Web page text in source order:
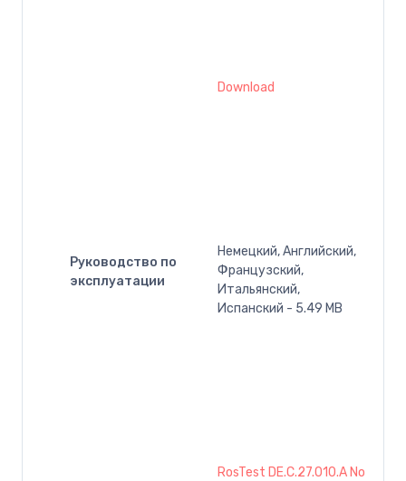
Руководство по
эксплуатации
Download
Немецкий, Английский,
Французский,
Итальянский,
Испанский - 5.49 MB
RosTest DE.C.27.010.A No